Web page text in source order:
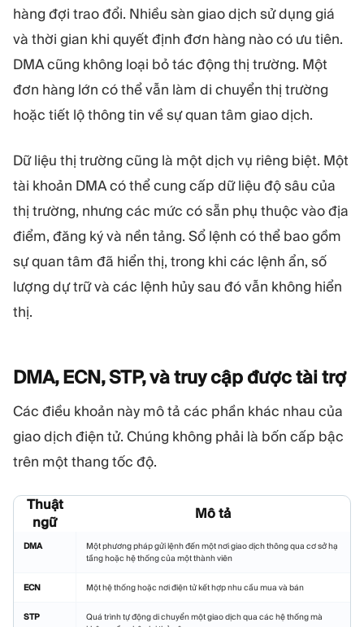
hàng đợi trao đổi. Nhiều sàn giao dịch sử dụng giá
và thời gian khi quyết định đơn hàng nào có ưu tiên.
DMA cũng không loại bỏ tác động thị trường. Một
đơn hàng lớn có thể vẫn làm di chuyển thị trường
hoặc tiết lộ thông tin về sự quan tâm giao dịch.
Dữ liệu thị trường cũng là một dịch vụ riêng biệt. Một
tài khoản DMA có thể cung cấp dữ liệu độ sâu của
thị trường, nhưng các mức có sẵn phụ thuộc vào địa
điểm, đăng ký và nền tảng. Sổ lệnh có thể bao gồm
sự quan tâm đã hiển thị, trong khi các lệnh ẩn, số
lượng dự trữ và các lệnh hủy sau đó vẫn không hiển
thị.
DMA, ECN, STP, và truy cập được tàitrợ
Các điều khoản này mô tả các phần khác nhau của
giao dịch điện tử. Chúng không phải là bốn cấp bậc
trên một thang tốc độ.
Thuật
ngữ
Mô tả
DMA
Một phương pháp gửi lệnh đến một nơi giao dịch thông qua cơ sở hạ
tầng hoặc hệ thống của một thành viên
ECN Một hệ thống hoặc nơi điện tử kết hợp nhu cầu mua và bán
STP
Quá trình tự động di chuyển một giao dịch qua các hệ thống mà